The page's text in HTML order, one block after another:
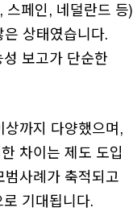
페인, 네덜란드 등)
상태였습니다.
보고가 단순한
상까지 다양했으며,
차이는 제도 도입
사례가 축적되고
기대됩니다.